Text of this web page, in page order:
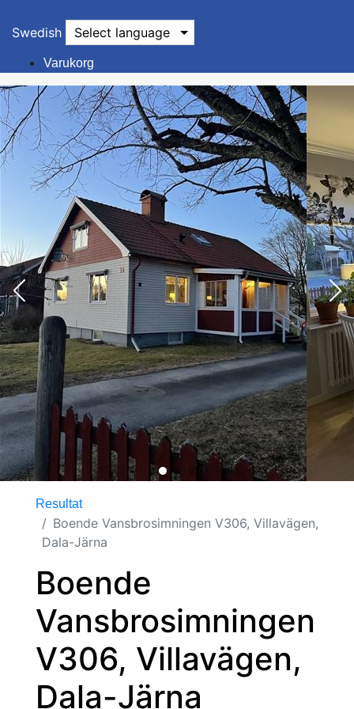
Swedish Select language
Varukorg
Resultat
Boende Vansbrosimningen V306, Villavägen,
Dala-Järna
Boende
Vansbrosimningen
V306, Villavägen,
Dala-Järna